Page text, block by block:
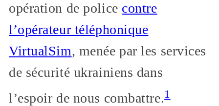
opération de police contre
l’opérateur téléphonique
VirtualSim, menée par les services
de sécurité ukrainiens dans
l’espoir de nous combattre.1